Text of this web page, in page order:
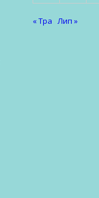
« Тра Лип »